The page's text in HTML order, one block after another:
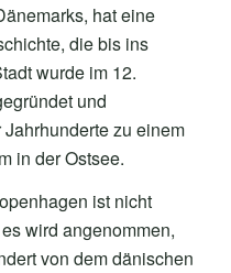
hat eine
die bis ins
wurde im 12.
und
zu einem
in der Ostsee.
ist nicht
wird angenommen,
von dem dänischen